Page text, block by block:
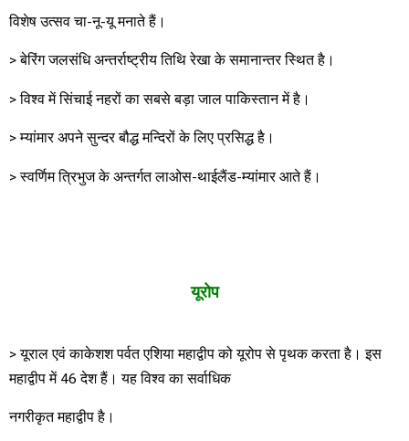
विशेष उत्सव चा-नू-यू मनाते हैं।
> बेरिंग जलसंधि अन्तर्राष्ट्रीय तिथि रेखा के समानान्तर स्थित है।
> विश्व में सिंचाई नहरों का सबसे बड़ा जाल पाकिस्तान में है।
> म्यांमार अपने सुन्दर बौद्ध मन्दिरों के लिए प्रसिद्ध है।
> स्वर्णिम त्रिभुज के अन्तर्गत लाओस-थाईलैंड-म्यांमार आते हैं।
यूरोप
> यूराल एवं काकेशश पर्वत एशिया महाद्वीप को यूरोप से पृथक करता है। इस
महाद्वीप में 46 देश हैं। यह विश्व का सर्वाधिक
नगरीकृत महाद्वीप है।